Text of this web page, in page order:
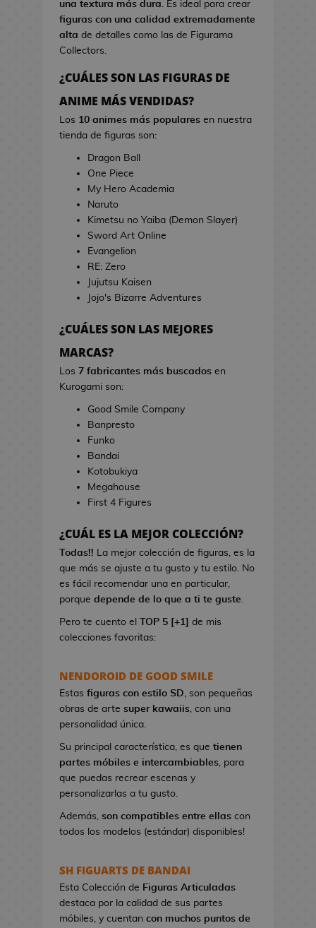
T
a
l
l
a
i
n
J
r
s
d
C
i
B
o
s
d
e
C
i
s
d
e
i
e
o
j
e
g
o
E
s
t
u
c
e
i
d
j
u
e
o
s
L
i
r
e
a
s
d
e
i
d
e
o
j
u
o
s
P
una textura más dura. Es ideal para crear
figuras con una calidad extremadamente
alta de detalles como las de Figurama
Collectors.
¿CUÁLES SON LAS FIGURAS DE
ANIME MÁS VENDIDAS?
Los 10 animes más populares en nuestra
tienda de figuras son:
Dragon Ball
One Piece
My Hero Academia
Naruto
Kimetsu no Yaiba (Demon Slayer)
Sword Art Online
Evangelion
RE: Zero
Jujutsu Kaisen
Jojo's Bizarre Adventures
¿CUÁLES SON LAS MEJORES
MARCAS?
Los 7 fabricantes más buscados en
Kurogami son:
Good Smile Company
Banpresto
Funko
Bandai
Kotobukiya
Megahouse
First 4 Figures
¿CUÁL ES LA MEJOR COLECCIÓN?
Todas!! La mejor colección de figuras, es la
que más se ajuste a tu gusto y tu estilo. No
es fácil recomendar una en particular,
porque depende de lo que a ti te guste.
Pero te cuento el TOP 5 [+1]
de mis
colecciones favoritas:
NENDOROID DE GOOD SMILE
Estas figuras con estilo SD, son pequeñas
obras de arte super kawaiis, con una
personalidad única.
Su principal característica, es que tienen
partes móbiles e intercambiables, para
que puedas recrear escenas y
personalizarlas a tu gusto.
Además, son compatibles entre ellas con
todos los modelos (estándar) disponibles!
SH FIGUARTS DE BANDAI
Esta Colección de Figuras Articuladas
destaca por la calidad de sus partes
móbiles, y cuentan con muchos puntos de